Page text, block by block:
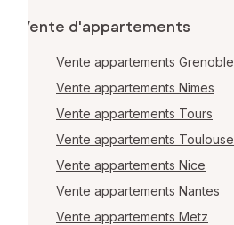
Vente d'appartements
Vente appartements Grenoble
Vente appartements Nîmes
Vente appartements Tours
Vente appartements Toulouse
Vente appartements Nice
Vente appartements Nantes
Vente appartements Metz